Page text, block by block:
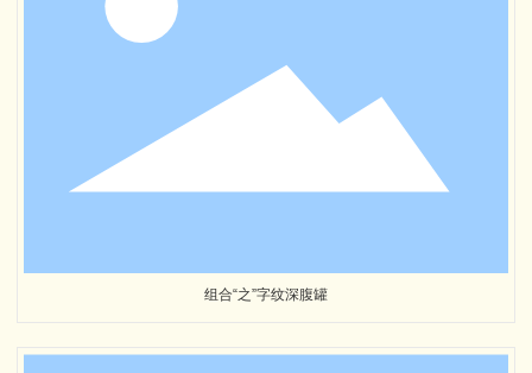
组合“之”字纹深腹罐